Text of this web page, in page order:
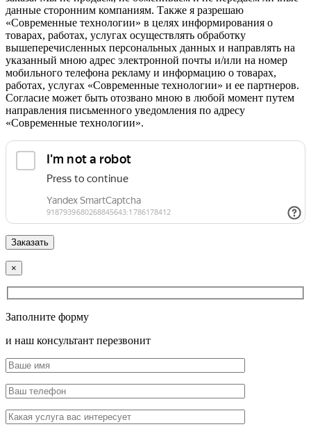
данные сторонним компаниям. Также я разрешаю
«Современные технологии» в целях информирования о
товарах, работах, услугах осуществлять обработку
вышеперечисленных персональных данных и направлять на
указанный мною адрес электронной почты и/или на номер
мобильного телефона рекламу и информацию о товарах,
работах, услугах «Современные технологии» и ее партнеров.
Согласие может быть отозвано мною в любой момент путем
направления письменного уведомления по адресу
«Современные технологии».
×
Заполните форму
и наш консультант перезвонит